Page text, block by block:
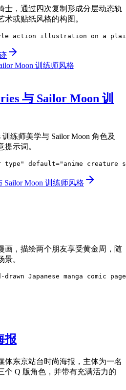
士，通过四次复制形成分层动态轨
或贴纸风格的构图。
action illustration on a
与 Sailor Moon 训
训练师美学与 Sailor Moon 角色及
提示词。
type" default="anime
Sailor Moon 训练师风格
画，描绘两个朋友享受黄金周，随
。
drawn Japanese manga
报
体东京站台时尚海报，主体为一名
个 Q 版角色，并带有充满活力的